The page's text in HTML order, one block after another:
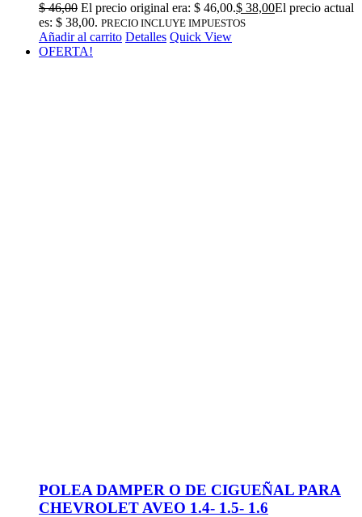
$46,00 El precio original era: $ 46,00.$ 38,00El precio actual
es: $ 38,00. PRECIO INCLUYE IMPUESTOS
Añadir al carrito Detalles Quick View
OFERTA!
POLEA DAMPER O DE CIGUEÑAL PARA
CHEVROLET AVEO 1.4- 1.5- 1.6